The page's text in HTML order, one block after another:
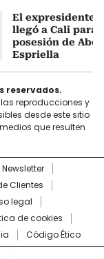
El expresidente
llegó a Cali para
posesión de
Espriella
reservados.
las reproducciones y
desde este sitio
que resulten
Newsletter
Clientes
legal
de cookies
Código Ético